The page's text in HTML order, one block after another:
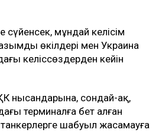
сүйенсек, мұндай келісім
өкілдері мен Украина
келіссөздерден кейін
нысандарына, сондай-ақ,
терминалға бет алған
танкерлерге шабуыл жасамауға